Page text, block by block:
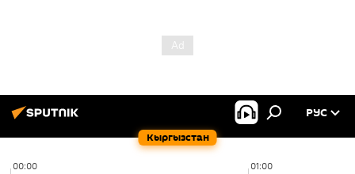
Кыргызстан
РУС
00:00 01:00